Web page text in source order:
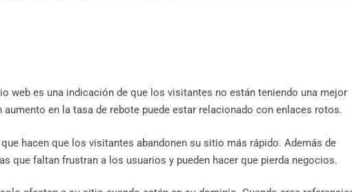
web es una indicación de que los visitantes no están teniendo una mejor
en la tasa de rebote puede estar relacionado con enlaces rotos.
hacen que los visitantes abandonen su sitio más rápido. Además de
que faltan frustran a los usuarios y pueden hacer que pierda negocios.